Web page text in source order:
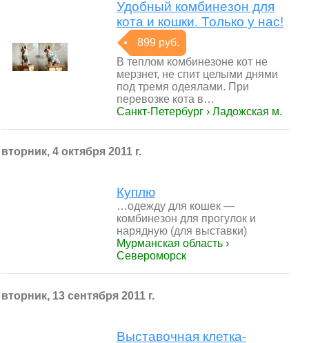
Удобный комбинезон для
кота и кошки. Только у нас!
899 руб.
В теплом комбинезоне кот не
мерзнет, не спит целыми днями
под тремя одеялами. При
перевозке кота в…
Санкт-Петербург › Ладожская м.
вторник, 4 октября 2011 г.
Куплю
…одежду для кошек —
комбинезон для прогулок и
нарядную (для выставки)
Мурманская область ›
Североморск
вторник, 13 сентября 2011 г.
Выставочная клетка-